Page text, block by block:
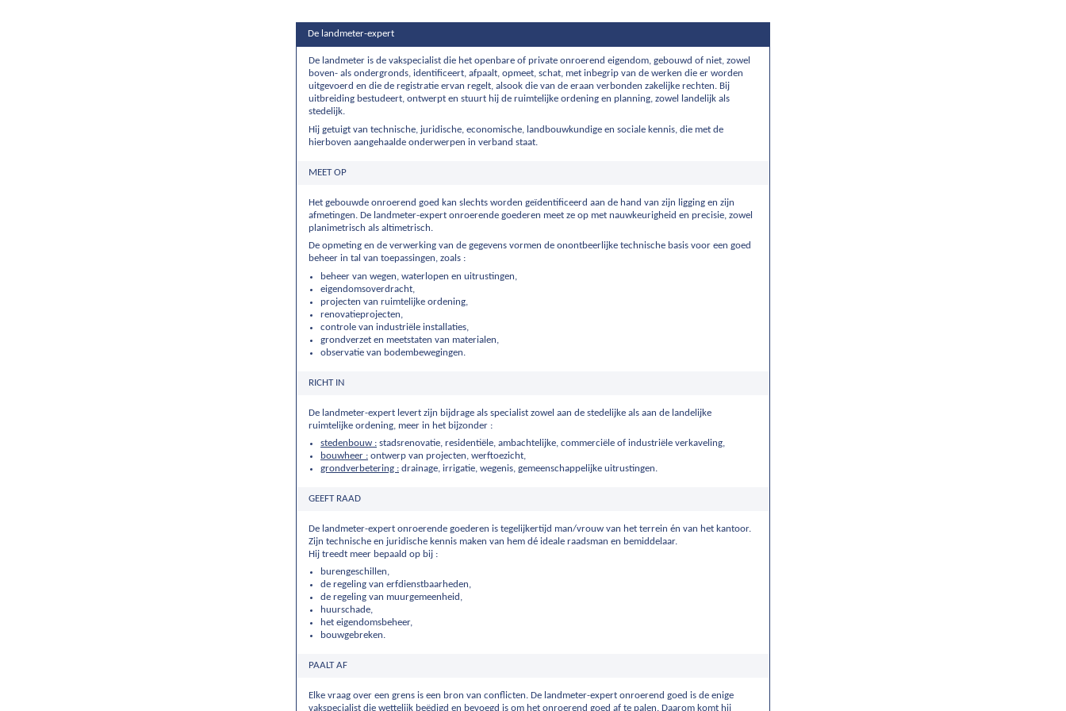
De landmeter-expert
De landmeter is de vakspecialist die het openbare of private onroerend eigendom, gebouwd of niet, zowel
boven- als ondergronds, identificeert, afpaalt, opmeet, schat, met inbegrip van de werken die er worden
uitgevoerd en die de registratie ervan regelt, alsook die van de eraan verbonden zakelijke rechten. Bij
uitbreiding bestudeert, ontwerpt en stuurt hij de ruimtelijke ordening en planning, zowel landelijk als
stedelijk.
Hij getuigt van technische, juridische, economische, landbouwkundige en sociale kennis, die met de
hierboven aangehaalde onderwerpen in verband staat.
MEET OP
Het gebouwde onroerend goed kan slechts worden geïdentificeerd aan de hand van zijn ligging en zijn
afmetingen. De landmeter-expert onroerende goederen meet ze op met nauwkeurigheid en precisie, zowel
planimetrisch als altimetrisch.
De opmeting en de verwerking van de gegevens vormen de onontbeerlijke technische basis voor een goed
beheer in tal van toepassingen, zoals :
beheer van wegen, waterlopen en uitrustingen,
eigendomsoverdracht,
projecten van ruimtelijke ordening,
renovatieprojecten,
controle van industriële installaties,
grondverzet en meetstaten van materialen,
observatie van bodembewegingen.
RICHT IN
De landmeter-expert levert zijn bijdrage als specialist zowel aan de stedelijke als aan de landelijke
ruimtelijke ordening, meer in het bijzonder :
stedenbouw : stadsrenovatie, residentiële, ambachtelijke, commerciële of industriële verkaveling,
bouwheer : ontwerp van projecten, werftoezicht,
grondverbetering : drainage, irrigatie, wegenis, gemeenschappelijke uitrustingen.
GEEFT RAAD
De landmeter-expert onroerende goederen is tegelijkertijd man/vrouw van het terrein én van het kantoor.
Zijn technische en juridische kennis maken van hem dé ideale raadsman en bemiddelaar.
Hij treedt meer bepaald op bij :
burengeschillen,
de regeling van erfdienstbaarheden,
de regeling van muurgemeenheid,
huurschade,
het eigendomsbeheer,
bouwgebreken.
PAALT AF
Elke vraag over een grens is een bron van conflicten. De landmeter-expert onroerend goed is de enige
vakspecialist die wettelijk beëdigd en bevoegd is om het onroerend goed af te palen. Daarom komt hij